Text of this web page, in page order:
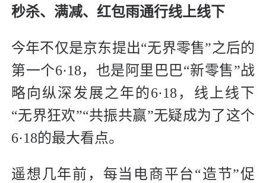
秒杀、满减、红包雨通行线上线下
今年不仅是京东提出“无界零售”之后的
第一个6·18，也是阿里巴巴“新零售”战
略向纵深发展之年的6·18，线上线下
“无界狂欢”“共振共赢”无疑成为了这个
6·18的最大看点。
遥想几年前，每当电商平台“造节”促